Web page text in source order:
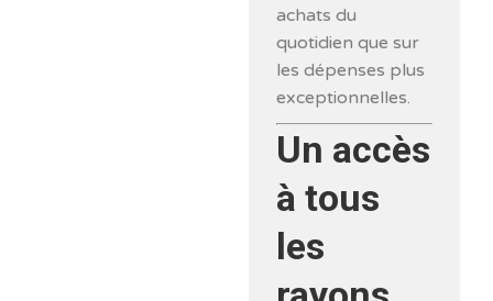
achats du
quotidien que sur
les dépenses plus
exceptionnelles.
Un accès
à tous
les